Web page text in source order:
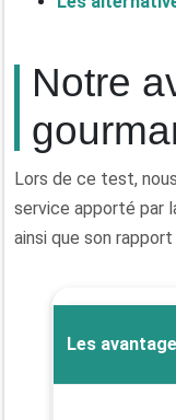
Notre
Lors de ce test,
service apporté par
ainsi que son
Les